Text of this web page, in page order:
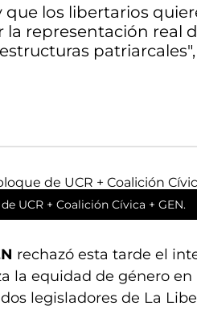
los libertarios
la representación real
UCR + Coalición Cívica + GEN.
rechazó esta tarde el
la equidad de género en
legisladores de La